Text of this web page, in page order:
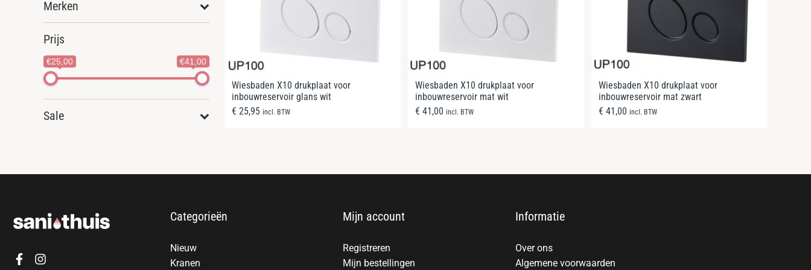
Merken
Prijs
€25,00 €41,00
Sale
Wiesbaden X10 drukplaat voor
inbouwreservoir glans wit
€ 25,95 incl. BTW
Wiesbaden X10 drukplaat voor
inbouwreservoir mat wit
€ 41,00 incl. BTW
Wiesbaden X10 drukplaat voor
inbouwreservoir mat zwart
€ 41,00 incl. BTW
Categorieën
Nieuw
Kranen
Mijn account
Registreren
Mijn bestellingen
Informatie
Over ons
Algemene voorwaarden